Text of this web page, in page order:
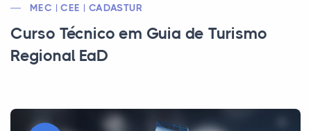
MEC | CEE | CADASTUR
Curso Técnico em Guia de Turismo
Regional EaD